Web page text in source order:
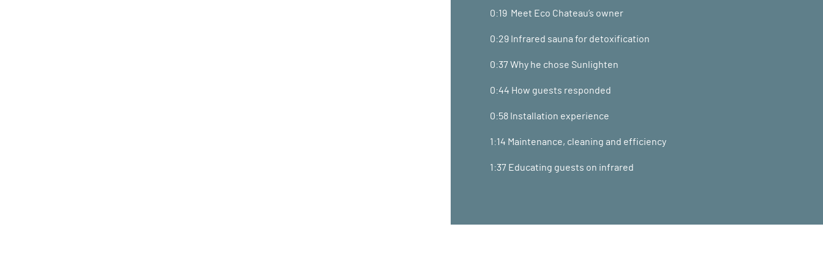
0:19 Meet Eco Chateau’s owner
0:29 Infrared sauna for detoxification
0:37 Why he chose Sunlighten
0:44 How guests responded
0:58 Installation experience
1:14 Maintenance, cleaning and efficiency
1:37 Educating guests on infrared